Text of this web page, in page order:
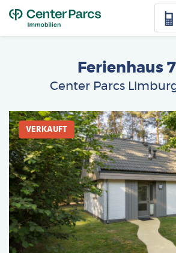
Ferienhaus
Center Parcs
VERKAUFT
Afbeelding